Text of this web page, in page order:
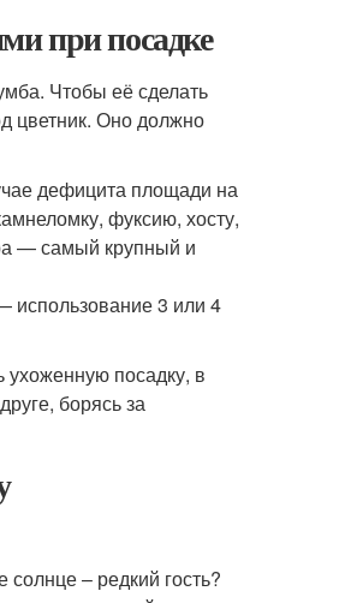
при посадке
Чтобы её сделать
цветник. Оно должно
дефицита площади на
фуксию, хосту,
— самый крупный и
использование 3 или 4
ухоженную посадку, в
борясь за
– редкий гость?